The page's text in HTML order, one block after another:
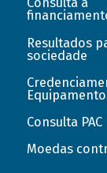
Consulta a
Resultados
sociedade
Consulta PAC
Moedas